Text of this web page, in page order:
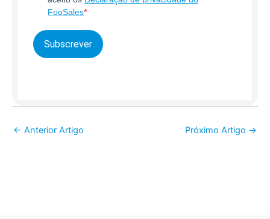
FooSales
Subscrever
← Anterior Artigo Próximo Artigo →